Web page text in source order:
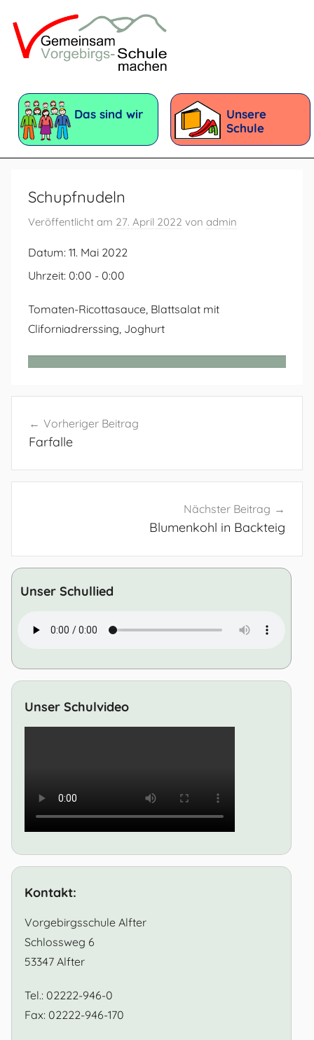
Inhalt
springen
Vorgebirgsschule
mit
dem
Förderschwerpunkt:
Das sind wir
Unsere
Schule
Schupfnudeln
Veröffentlicht am 27. April 2022 von admin
Datum: 11. Mai 2022
Uhrzeit: 0:00 - 0:00
Tomaten-Ricottasauce, Blattsalat mit
Cliforniadrerssing, Joghurt
Vorheriger Beitrag
Farfalle
Nächster Beitrag
Blumenkohl in Backteig
Unser Schullied
Unser Schulvideo
Kontakt:
Vorgebirgsschule Alfter
Schlossweg 6
53347 Alfter
Tel.: 02222-946-0
Fax: 02222-946-170